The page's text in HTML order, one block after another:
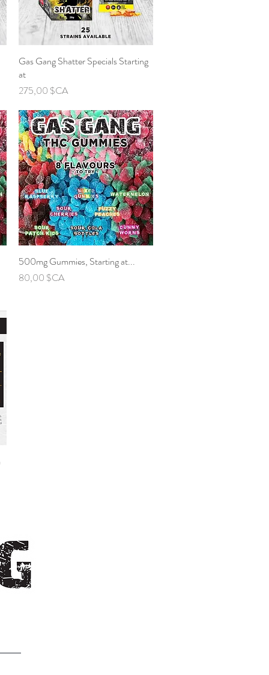
Aperçu rapide
Gas Gang Shatter Specials Starting
at
Prix
275,00 $CA
Aperçu rapide
500mg Gummies, Starting at...
Prix
80,00 $CA